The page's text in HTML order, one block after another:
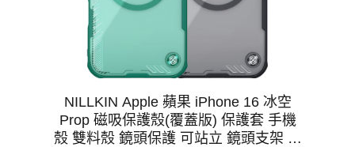
NILLKIN Apple 蘋果 iPhone 16 冰空
Prop 磁吸保護殼(覆蓋版) 保護套 手機
殼 雙料殼 鏡頭保護 可站立 鏡頭支架 鏡